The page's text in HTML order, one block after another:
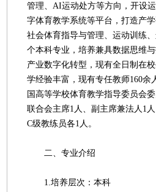
管理、AI运动处方等方向，开设
字体育教学系统等平台，打造产
社会体育指导与管理、运动训练
个本科专业，培养兼具数据思维
产业数字化转型，现有全日制在
学经验丰富，现有专任教师160余
国高等学校体育教学指导委员会
联合会主席1人、副主席兼法人1
C级教练员各1人。
二、专业介绍
1.培养层次：本科